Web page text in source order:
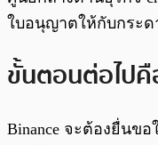
ใบอนุญาตให้กับกระ
ขั้นตอนต่อไปคื
Binance จะต้องยื่นข